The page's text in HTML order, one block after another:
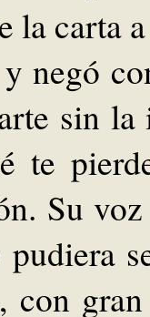
la carta
negó
sin
te
Su
con